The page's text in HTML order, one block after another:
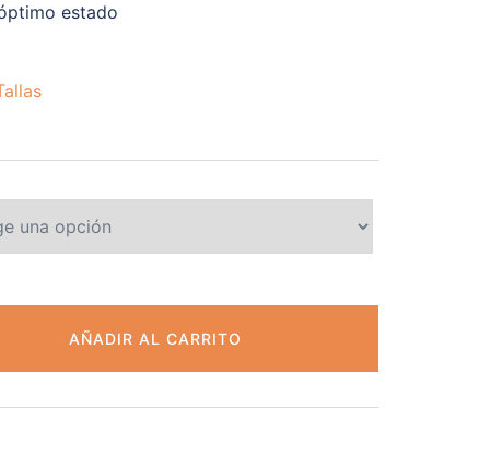
estado
AÑADIR AL CARRITO